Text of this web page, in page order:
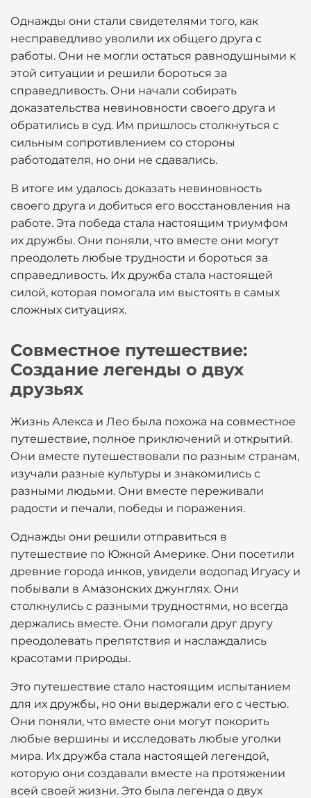
Однажды они стали свидетелями того, как
несправедливо уволили их общего друга с
работы. Они не могли остаться равнодушными к
этой ситуации и решили бороться за
справедливость. Они начали собирать
доказательства невиновности своего друга и
обратились в суд. Им пришлось столкнуться с
сильным сопротивлением со стороны
работодателя, но они не сдавались.
В итоге им удалось доказать невиновность
своего друга и добиться его восстановления на
работе. Эта победа стала настоящим триумфом
их дружбы. Они поняли, что вместе они могут
преодолеть любые трудности и бороться за
справедливость. Их дружба стала настоящей
силой, которая помогала им выстоять в самых
сложных ситуациях.
Совместное путешествие:
Создание легенды о двух
друзьях
Жизнь Алекса и Лео была похожа на совместное
путешествие, полное приключений и открытий.
Они вместе путешествовали по разным странам,
изучали разные культуры и знакомились с
разными людьми. Они вместе переживали
радости и печали, победы и поражения.
Однажды они решили отправиться в
путешествие по Южной Америке. Они посетили
древние города инков, увидели водопад Игуасу и
побывали в Амазонских джунглях. Они
столкнулись с разными трудностями, но всегда
держались вместе. Они помогали друг другу
преодолевать препятствия и наслаждались
красотами природы.
Это путешествие стало настоящим испытанием
для их дружбы, но они выдержали его с честью.
Они поняли, что вместе они могут покорить
любые вершины и исследовать любые уголки
мира. Их дружба стала настоящей легендой,
которую они создавали вместе на протяжении
всей своей жизни. Это была легенда о двух